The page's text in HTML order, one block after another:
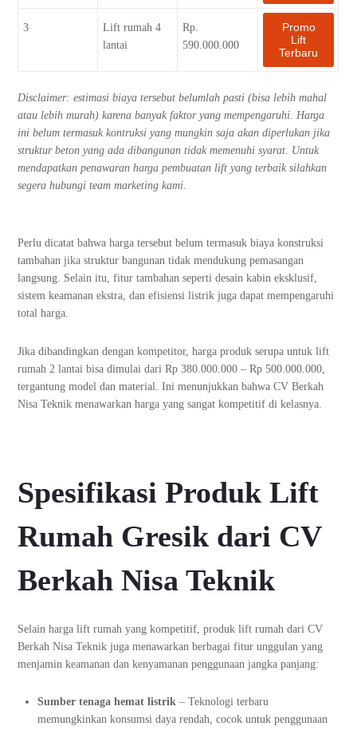
3
Lift rumah 4
lantai
Rp.
590.000.000
Promo
Lift
Terbaru
Disclaimer: estimasi biaya tersebut belumlah pasti (bisa lebih mahal
atau lebih murah) karena banyak faktor yang mempengaruhi. Harga
ini belum termasuk kontruksi yang mungkin saja akan diperlukan jika
struktur beton yang ada dibangunan tidak memenuhi syarat. Untuk
mendapatkan penawaran harga pembuatan lift yang terbaik silahkan
segera hubungi team marketing kami.
Perlu dicatat bahwa harga tersebut belum termasuk biaya konstruksi
tambahan jika struktur bangunan tidak mendukung pemasangan
langsung. Selain itu, fitur tambahan seperti desain kabin eksklusif,
sistem keamanan ekstra, dan efisiensi listrik juga dapat mempengaruhi
total harga.
Jika dibandingkan dengan kompetitor, harga produk serupa untuk lift
rumah 2 lantai bisa dimulai dari Rp 380.000.000 – Rp 500.000.000,
tergantung model dan material. Ini menunjukkan bahwa CV Berkah
Nisa Teknik menawarkan harga yang sangat kompetitif di kelasnya.
Spesifikasi Produk Lift
Rumah Gresik dari CV
Berkah Nisa Teknik
Selain harga lift rumah yang kompetitif, produk lift rumah dari CV
Berkah Nisa Teknik juga menawarkan berbagai fitur unggulan yang
menjamin keamanan dan kenyamanan penggunaan jangka panjang:
Sumber tenaga hemat listrik – Teknologi terbaru
memungkinkan konsumsi daya rendah, cocok untuk penggunaan